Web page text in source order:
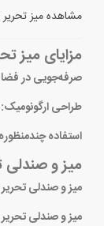
مشاهده میز تحریر
مزایای میز
صرفه‌جویی در
طراحی ارگونومیک:
استفاده
میز و
میز و صندلی
میز و صندلی